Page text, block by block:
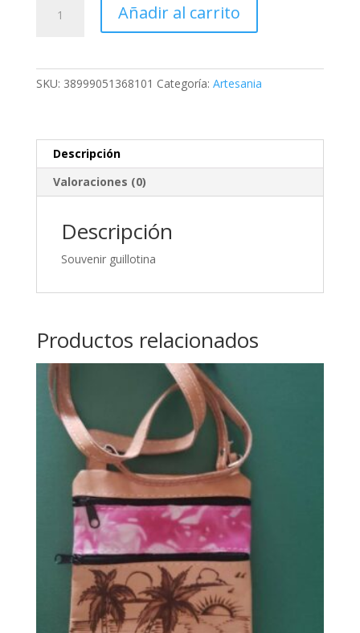
guillotina
Añadir al carrito
SKU: 38999051368101 Categoría: Artesania
Descripción
Valoraciones (0)
Descripción
Souvenir guillotina
Productos relacionados